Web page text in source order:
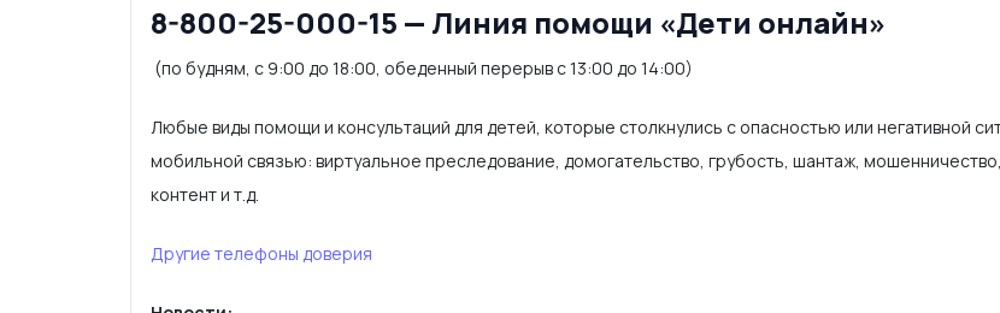
8-800-25-000-15 — Линия помощи «Дети онлайн»
(по будням, с 9:00 до 18:00, обеденный перерыв с 13:00 до 14:00)
Любые виды помощи и консультаций для детей, которые столкнулись с опасностью или негативной
мобильной связью: виртуальное преследование, домогательство, грубость, шантаж,
контент и т.д.
Другие телефоны доверия